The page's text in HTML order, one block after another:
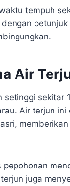
tempuh
Air
setinggi sekitar
Air terjun ini
juga